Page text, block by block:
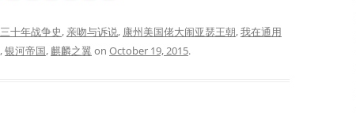
三十年战争史, 亲吻与诉说, 康州美国佬大闹亚瑟王朝,我在通用
,银河帝国, 麒麟之翼on October 19, 2015.